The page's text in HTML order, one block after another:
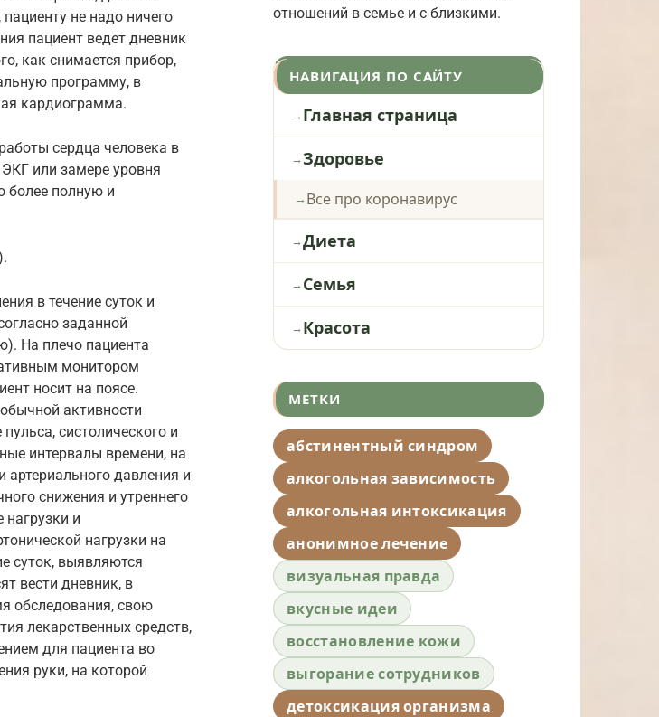
не надо ничего
пациент ведет дневник
как снимается прибор,
программу, в
кардиограмма.
сердца человека в
или замере уровня
более полную и
в течение суток и
заданной
На плечо пациента
монитором
носит на поясе.
активности
систолического и
интервалы времени, на
артериального давления и
снижения и утреннего
и
нагрузки на
суток, выявляются
вести дневник, в
обследования, свою
лекарственных средств,
для пациента во
руки, на которой
отношений в семье и с близкими.
НАВИГАЦИЯ ПО САЙТУ
Главная страница
Здоровье
Все про коронавирус
Диета
Семья
Красота
МЕТКИ
абстинентный синдром
алкогольная зависимость
алкогольная интоксикация
анонимное лечение
визуальная правда
вкусные идеи
восстановление кожи
выгорание сотрудников
детоксикация организма